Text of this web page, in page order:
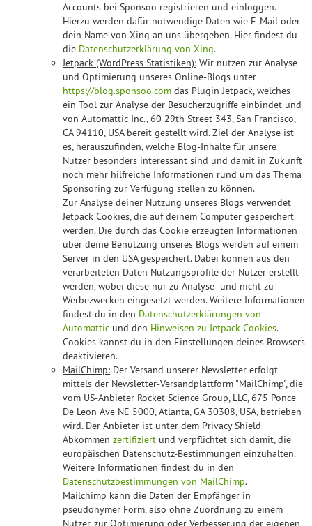
Accounts bei Sponsoo registrieren und einloggen.
Hierzu werden dafür notwendige Daten wie E-Mail oder
dein Name von Xing an uns übergeben. Hier findest du
die Datenschutzerklärung von Xing.
Jetpack (WordPress Statistiken): Wir nutzen zur Analyse
und Optimierung unseres Online-Blogs unter
https://blog.sponsoo.com das Plugin Jetpack, welches
ein Tool zur Analyse der Besucherzugriffe einbindet und
von Automattic Inc., 60 29th Street 343, San Francisco,
CA 94110, USA bereit gestellt wird. Ziel der Analyse ist
es, herauszufinden, welche Blog-Inhalte für unsere
Nutzer besonders interessant sind und damit in Zukunft
noch mehr hilfreiche Informationen rund um das Thema
Sponsoring zur Verfügung stellen zu können.
Zur Analyse deiner Nutzung unseres Blogs verwendet
Jetpack Cookies, die auf deinem Computer gespeichert
werden. Die durch das Cookie erzeugten Informationen
über deine Benutzung unseres Blogs werden auf einem
Server in den USA gespeichert. Dabei können aus den
verarbeiteten Daten Nutzungsprofile der Nutzer erstellt
werden, wobei diese nur zu Analyse- und nicht zu
Werbezwecken eingesetzt werden. Weitere Informationen
findest du in den Datenschutzerklärungen von
Automattic und den Hinweisen zu Jetpack-Cookies.
Cookies kannst du in den Einstellungen deines Browsers
deaktivieren.
MailChimp: Der Versand unserer Newsletter erfolgt
mittels der Newsletter-Versandplattform "MailChimp", die
vom US-Anbieter Rocket Science Group, LLC, 675 Ponce
De Leon Ave NE 5000, Atlanta, GA 30308, USA, betrieben
wird. Der Anbieter ist unter dem Privacy Shield
Abkommen zertifiziert und verpflichtet sich damit, die
europäischen Datenschutz-Bestimmungen einzuhalten.
Weitere Informationen findest du in den
Datenschutzbestimmungen von MailChimp.
Mailchimp kann die Daten der Empfänger in
pseudonymer Form, also ohne Zuordnung zu einem
Nutzer, zur Optimierung oder Verbesserung der eigenen